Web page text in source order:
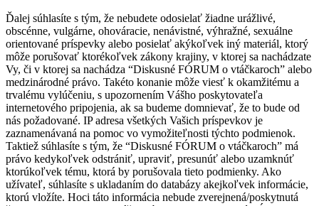
Ďalej súhlasíte s tým, že nebudete odosielať žiadne urážlivé,
obscénne, vulgárne, ohováracie, nenávistné, výhražné, sexuálne
orientované príspevky alebo posielať akýkoľvek iný materiál, ktorý
môže porušovať ktorékoľvek zákony krajiny, v ktorej sa nachádzate
Vy, či v ktorej sa nachádza “Diskusné FÓRUM o vtáčkaroch” alebo
medzinárodné právo. Takéto konanie môže viesť k okamžitému a
trvalému vylúčeniu, s upozornením Vášho poskytovateľa
internetového pripojenia, ak sa budeme domnievať, že to bude od
nás požadované. IP adresa všetkých Vašich príspevkov je
zaznamenávaná na pomoc vo vymožiteľnosti týchto podmienok.
Taktiež súhlasíte s tým, že “Diskusné FÓRUM o vtáčkaroch” má
právo kedykoľvek odstrániť, upraviť, presunúť alebo uzamknúť
ktorúkoľvek tému, ktorá by porušovala tieto podmienky. Ako
užívateľ, súhlasíte s ukladaním do databázy akejkoľvek informácie,
ktorú vložíte. Hoci táto informácia nebude zverejnená/poskytnutá